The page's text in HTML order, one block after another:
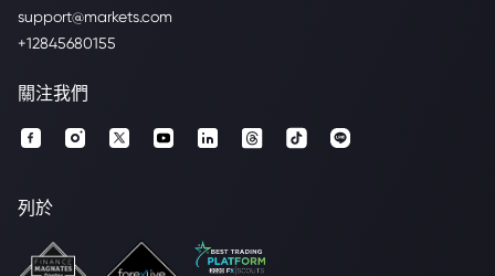
support@markets.com
+12845680155
關注我們
列於